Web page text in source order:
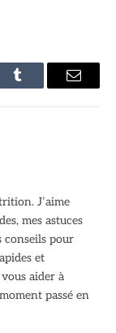
Tumblr Email
J’aime
mes astuces
conseils pour
et
aider à
passé en